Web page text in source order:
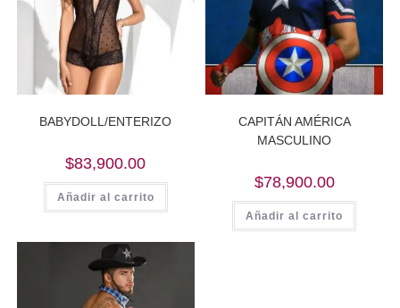
BABYDOLL/ENTERIZO
$83,900.00
Añadir al carrito
CAPITÁN AMÉRICA
MASCULINO
$78,900.00
Añadir al carrito